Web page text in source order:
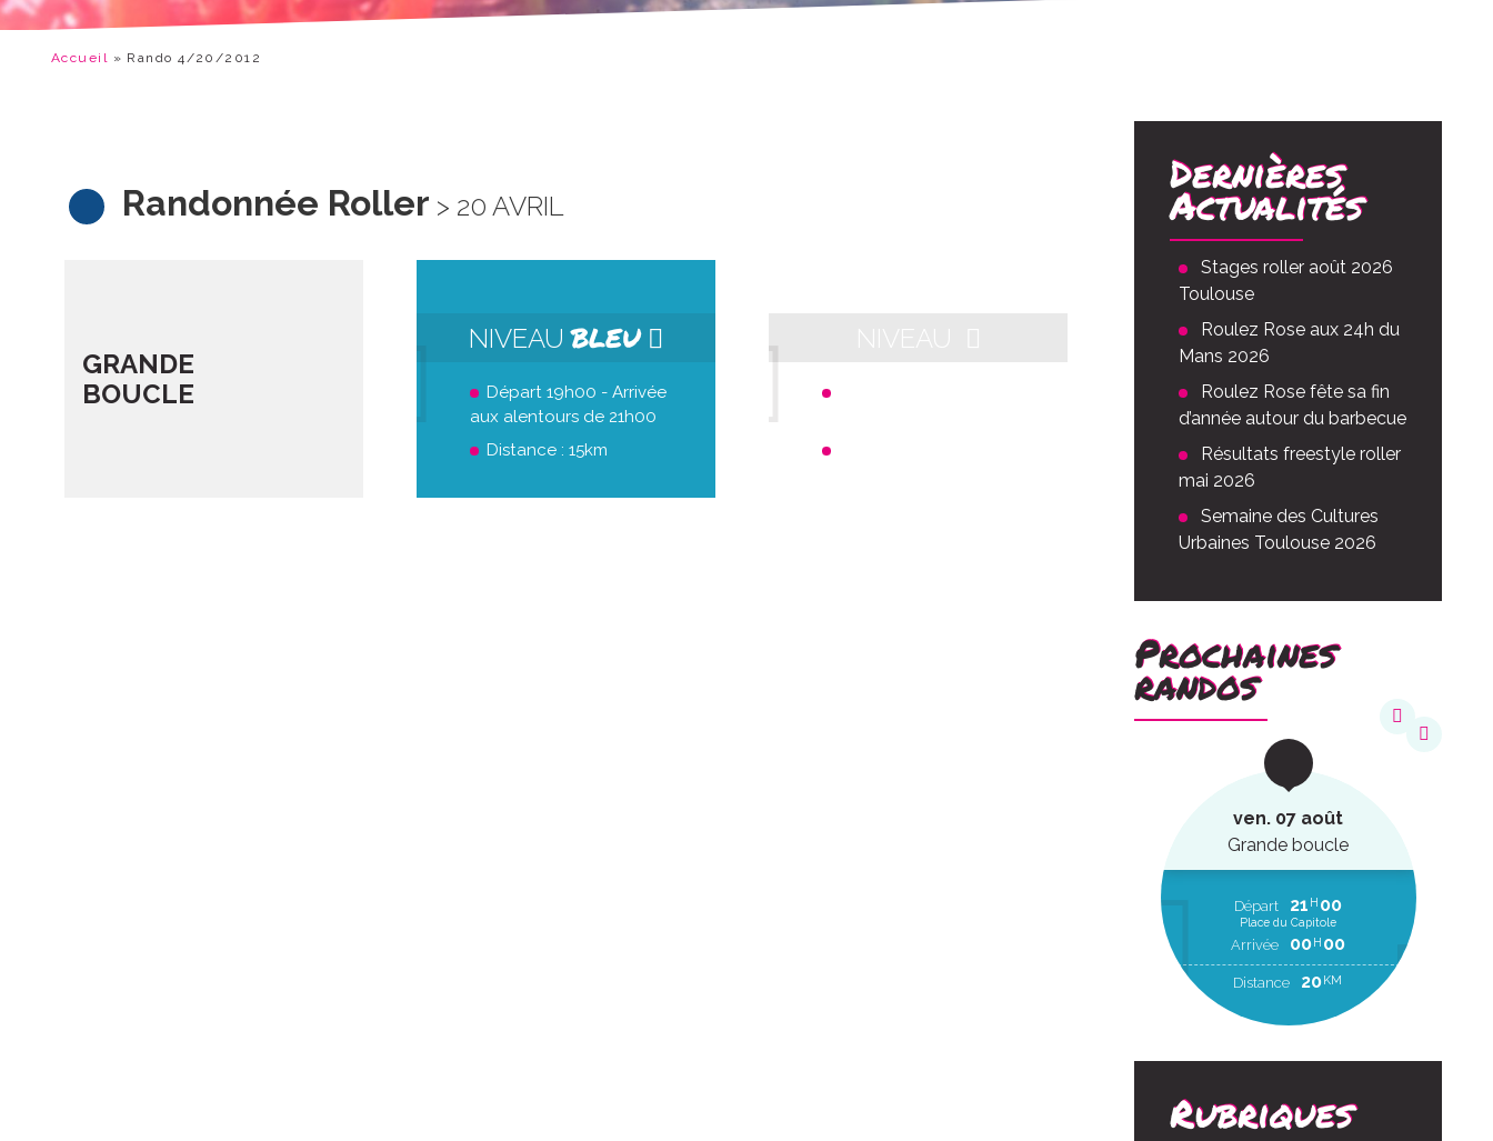
Accueil » Rando 4/20/2012
Randonnée Roller > 20 AVRIL
GRANDE
BOUCLE
NIVEAUBLEU
Départ 19h00 - Arrivée
aux alentours de 21h00
Distance : 15km
Dernières
Actualités
Stages roller août 2026
Toulouse
Roulez Rose aux 24h du
Mans 2026
Roulez Rose fête sa fin
d’année autour du barbecue
Résultats freestyle roller
mai 2026
Semaine des Cultures
Urbaines Toulouse 2026
Prochaines
randos
ven. 07 août
Grande boucle
Départ 21 H 00
Place du Capitole
Arrivée 00H 00
Distance 20KM
Rubriques